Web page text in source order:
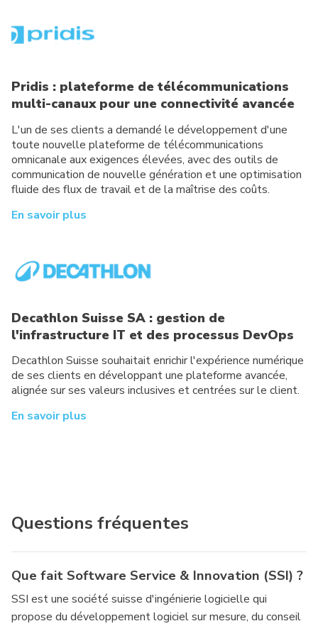
Pridis : plateforme de télécommunications
multi-canaux pour une connectivité avancée
L'un de ses clients a demandé le développement d'une
toute nouvelle plateforme de télécommunications
omnicanale aux exigences élevées, avec des outils de
communication de nouvelle génération et une optimisation
fluide des flux de travail et de la maîtrise des coûts.
En savoir plus
Decathlon Suisse SA : gestion de
l'infrastructure IT et des processus DevOps
Decathlon Suisse souhaitait enrichir l'expérience numérique
de ses clients en développant une plateforme avancée,
alignée sur ses valeurs inclusives et centrées sur le client.
En savoir plus
Questions fréquentes
Que fait Software Service & Innovation (SSI) ?
SSI est une société suisse d'ingénierie logicielle qui
propose du développement logiciel sur mesure, du conseil